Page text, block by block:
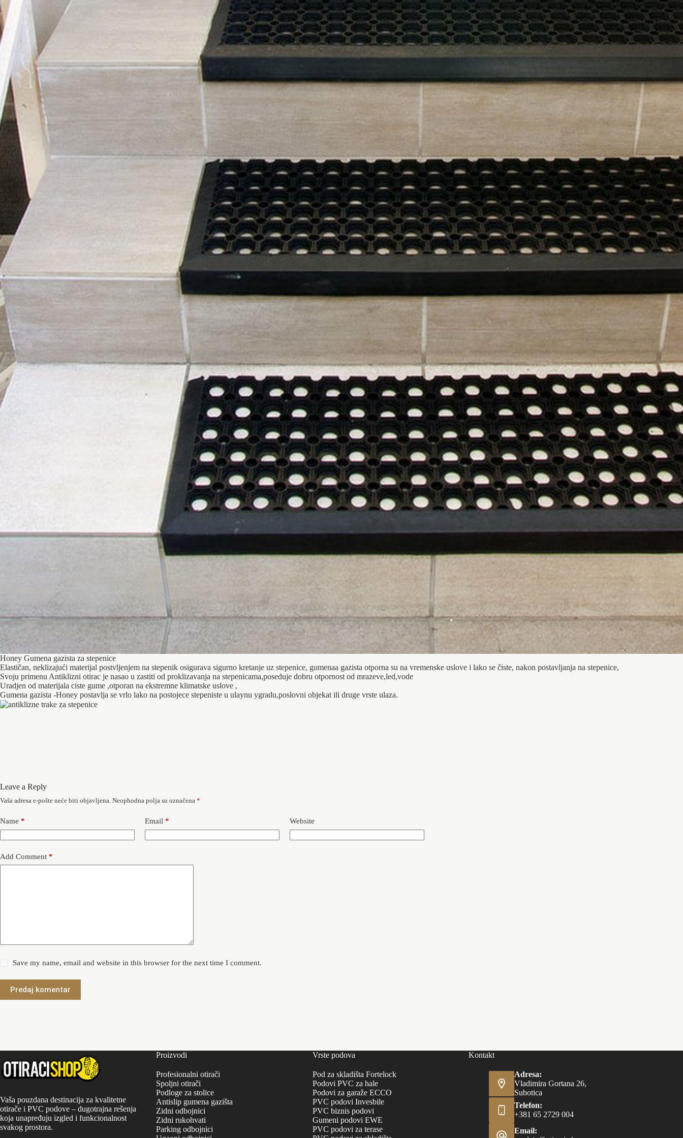
Honey Gumena gazista za stepenice
Elastičan, neklizajući materijal postvljenjem na stepenik osigurava sigurno kretanje uz stepenice, gumenaa gazista otporna su na vremenske uslove i lako se čiste, nakon postavljanja na stepenice,
Svoju primenu Antiklizni otirac je nasao u zastiti od proklizavanja na stepenicama,poseduje dobru otpornost od mrazeve,led,vode
Uradjen od materijala ciste gume ,otporan na ekstremne klimatske uslove ,
Gumena gazista -Honey postavlja se vrlo lako na postojece stepeniste u ulaynu ygradu,poslovni objekat ili druge vrste ulaza.
Leave a Reply
Vaša adresa e-pošte neće biti objavljena. Neophodna polja su označena *
Name * Email * Website
Add Comment *
Save my name, email and website in this browser for the next time I comment.
Predaj komentar
Vaša pouzdana destinacija za kvalitetne
otirače i PVC podove – dugotrajna rešenja
koja unapređuju izgled i funkcionalnost
svakog prostora.
Proizvodi
Profesionalni otirači
Spoljni otirači
Podloge za stolice
Antislip gumena gazišta
Zidni odbojnici
Zidni rukohvati
Parking odbojnici
Vrste podova
Pod za skladišta Fortelock
Podovi PVC za hale
Podovi za garaže ECCO
PVC podovi Invesbile
PVC biznis podovi
Gumeni podovi EWE
PVC podovi za terase
Kontakt
Adresa:
Vladimira Gortana 26,
Subotica
Telefon:
+381 65 2729 004
Email: